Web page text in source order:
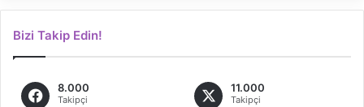
Bizi Takip Edin!
8.000
Takipçi
11.000
Takipçi